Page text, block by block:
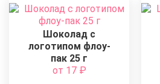
Шоколад с
логотипом флоу-
пак 25 г
от 17 ₽